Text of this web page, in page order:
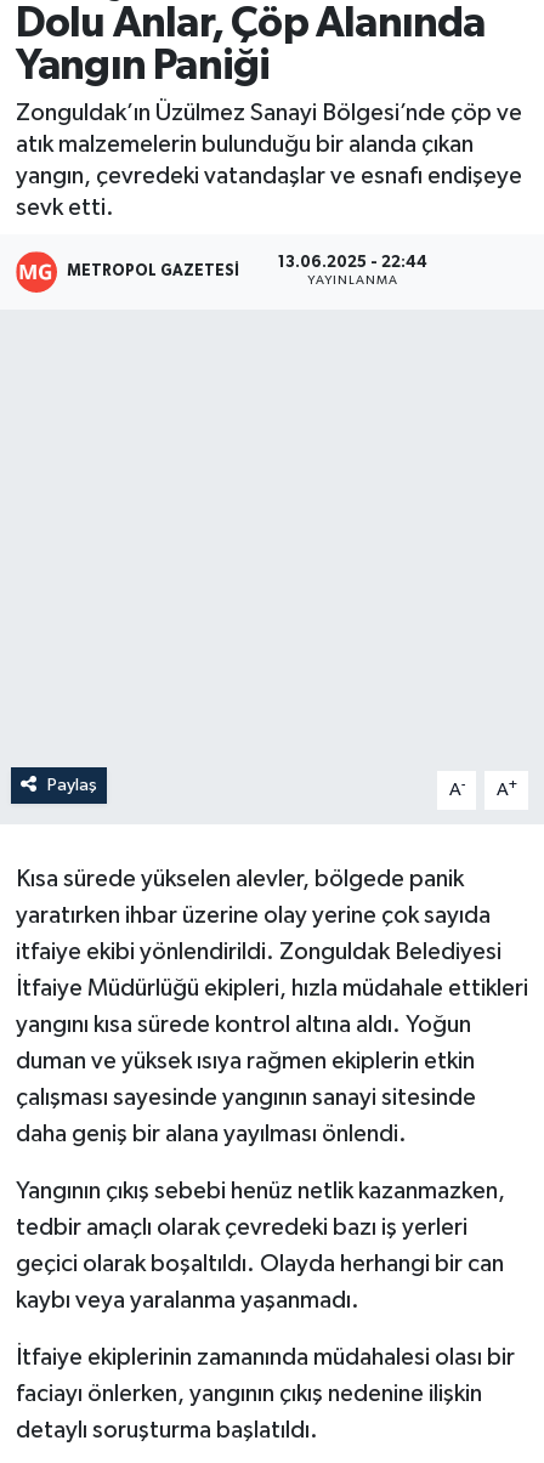
Dolu Anlar, Çöp Alanında
Yangın Paniği
Zonguldak’ın Üzülmez Sanayi Bölgesi’nde çöp ve
atık malzemelerin bulunduğu bir alanda çıkan
yangın, çevredeki vatandaşlar ve esnafı endişeye
sevk etti.
METROPOL GAZETESI 13.06.2025 - 22:44
YAYINLANMA
Paylaş A- A+
Kısa sürede yükselen alevler, bölgede panik
yaratırken ihbar üzerine olay yerine çok sayıda
itfaiye ekibi yönlendirildi. Zonguldak Belediyesi
İtfaiye Müdürlüğü ekipleri, hızla müdahale ettikleri
yangını kısa sürede kontrol altına aldı. Yoğun
duman ve yüksek ısıya rağmen ekiplerin etkin
çalışması sayesinde yangının sanayi sitesinde
daha geniş bir alana yayılması önlendi.
Yangının çıkış sebebi henüz netlik kazanmazken,
tedbir amaçlı olarak çevredeki bazı iş yerleri
geçici olarak boşaltıldı. Olayda herhangi bir can
kaybı veya yaralanma yaşanmadı.
İtfaiye ekiplerinin zamanında müdahalesi olası bir
faciayı önlerken, yangının çıkış nedenine ilişkin
detaylı soruşturma başlatıldı.
Resmi İlanlar